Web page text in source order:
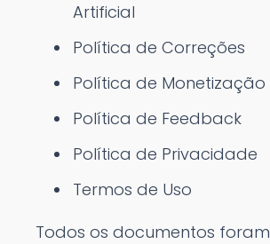
Artificial
Política de Correções
Política de Monetização
Política de Feedback
Política de Privacidade
Termos de Uso
Todos os documentos foram